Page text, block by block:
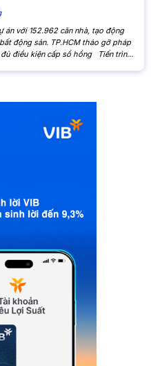
án với 152.962 căn nhà, tạo động
động sản. TP.HCM tháo gỡ pháp
điều kiện cấp sổ hồng Tiến trình